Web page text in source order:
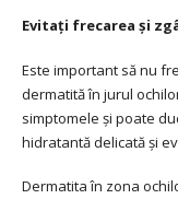
Evitați frecarea și
Este important să nu
dermatită în jurul
simptomele și poate
hidratantă delicată și
Dermatita în zona